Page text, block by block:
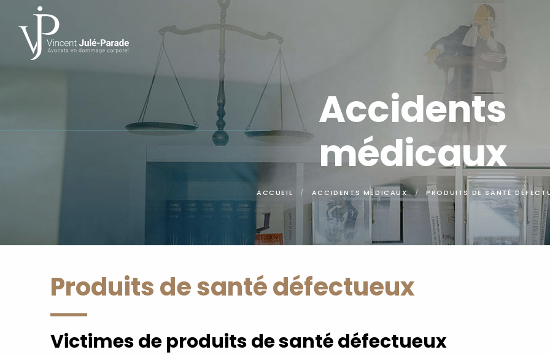
Panneau de gestion des cookies
Accidents
médicaux
ACCUEIL ACCIDENTS MÉDICAUX PRODUITS DE SANTÉ
Produits de santé défectueux
Victimes de produits de santé défectueux